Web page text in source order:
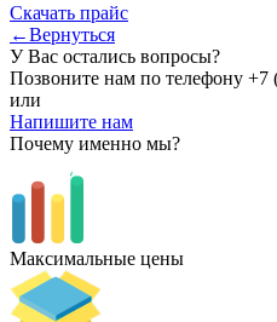
Скачать прайс
←Вернуться
У Вас остались вопросы?
Позвоните нам по телефону +7
или
Напишите нам
Почему именно мы?
Максимальные цены